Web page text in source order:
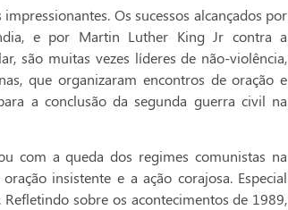
Os sucessos alcançados por
e por Martin Luther King Jr contra a
são muitas vezes líderes de não-violência,
que organizaram encontros de oração e
a conclusão da segunda guerra civil na
com a queda dos regimes comunistas na
insistente e a ação corajosa. Especial
sobre os acontecimentos de 1989,